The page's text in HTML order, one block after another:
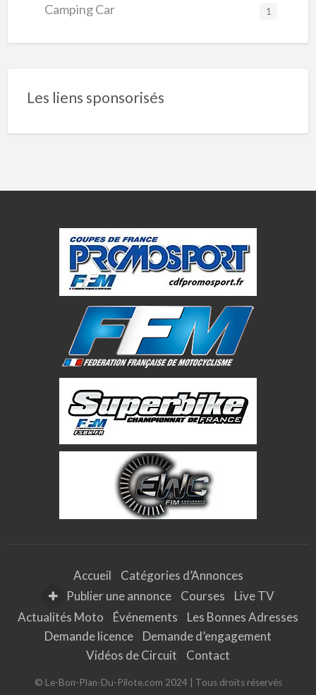
Camping Car 1
Les liens sponsorisés
Accueil
Catégories d’Annonces
Publier une annonce
Courses
Live TV
Actualités Moto
Événements
Les Bonnes Adresses
Demande licence
Demande d’engagement
Vidéos de Circuit
Contact
© Le-Bon-Plan-Du-Pilote.com 2024 | Tous droits réservés